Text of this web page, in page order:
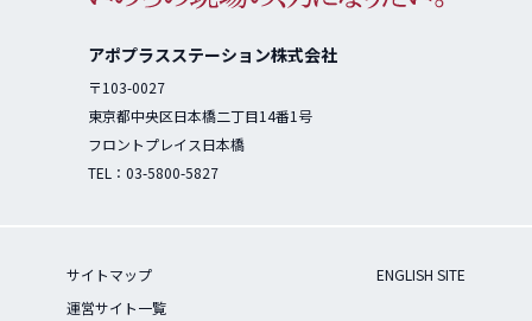
アポプラスステーション株式会社
〒103-0027
東京都中央区日本橋二丁目14番1号
フロントプレイス日本橋
TEL： 03-5800-5827
サイトマップ
運営サイト一覧
ENGLISH SITE